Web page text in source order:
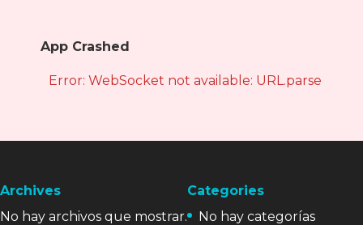
App Crashed
Error: WebSocket not available: URL.parse is
Archives
No hay archivos que mostrar.
Categories
No hay categorías